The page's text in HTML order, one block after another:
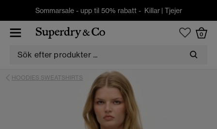
Sommarsale - upp til 50% rabatt - Killar| Tjejer
0
HOODIES SWEATSHIRTS